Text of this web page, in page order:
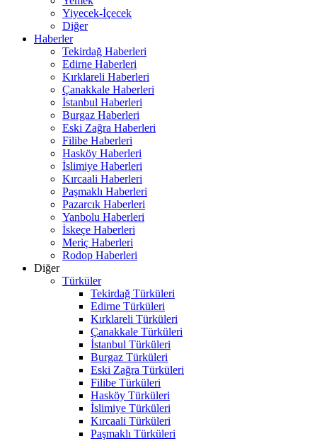
Yiyecek-İçecek
Diğer
Haberler
Tekirdağ Haberleri
Edirne Haberleri
Kırklareli Haberleri
Çanakkale Haberleri
İstanbul Haberleri
Burgaz Haberleri
Eski Zağra Haberleri
Filibe Haberleri
Hasköy Haberleri
İslimiye Haberleri
Kırcaali Haberleri
Paşmaklı Haberleri
Pazarcık Haberleri
Yanbolu Haberleri
İskeçe Haberleri
Meriç Haberleri
Rodop Haberleri
Diğer
Türküler
Tekirdağ Türküleri
Edirne Türküleri
Kırklareli Türküleri
Çanakkale Türküleri
İstanbul Türküleri
Burgaz Türküleri
Eski Zağra Türküleri
Filibe Türküleri
Hasköy Türküleri
İslimiye Türküleri
Kırcaali Türküleri
Paşmaklı Türküleri